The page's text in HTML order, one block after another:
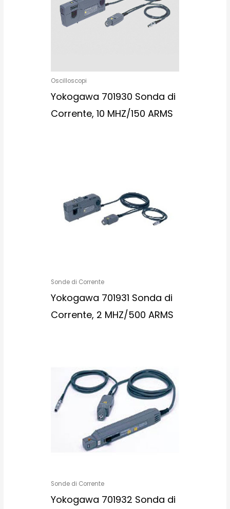
Oscilloscopi
Yokogawa 701930 Sonda di
Corrente, 10 MHZ/150 ARMS
Sonde di Corrente
Yokogawa 701931 Sonda di
Corrente, 2 MHZ/500 ARMS
Sonde di Corrente
Yokogawa 701932 Sonda di